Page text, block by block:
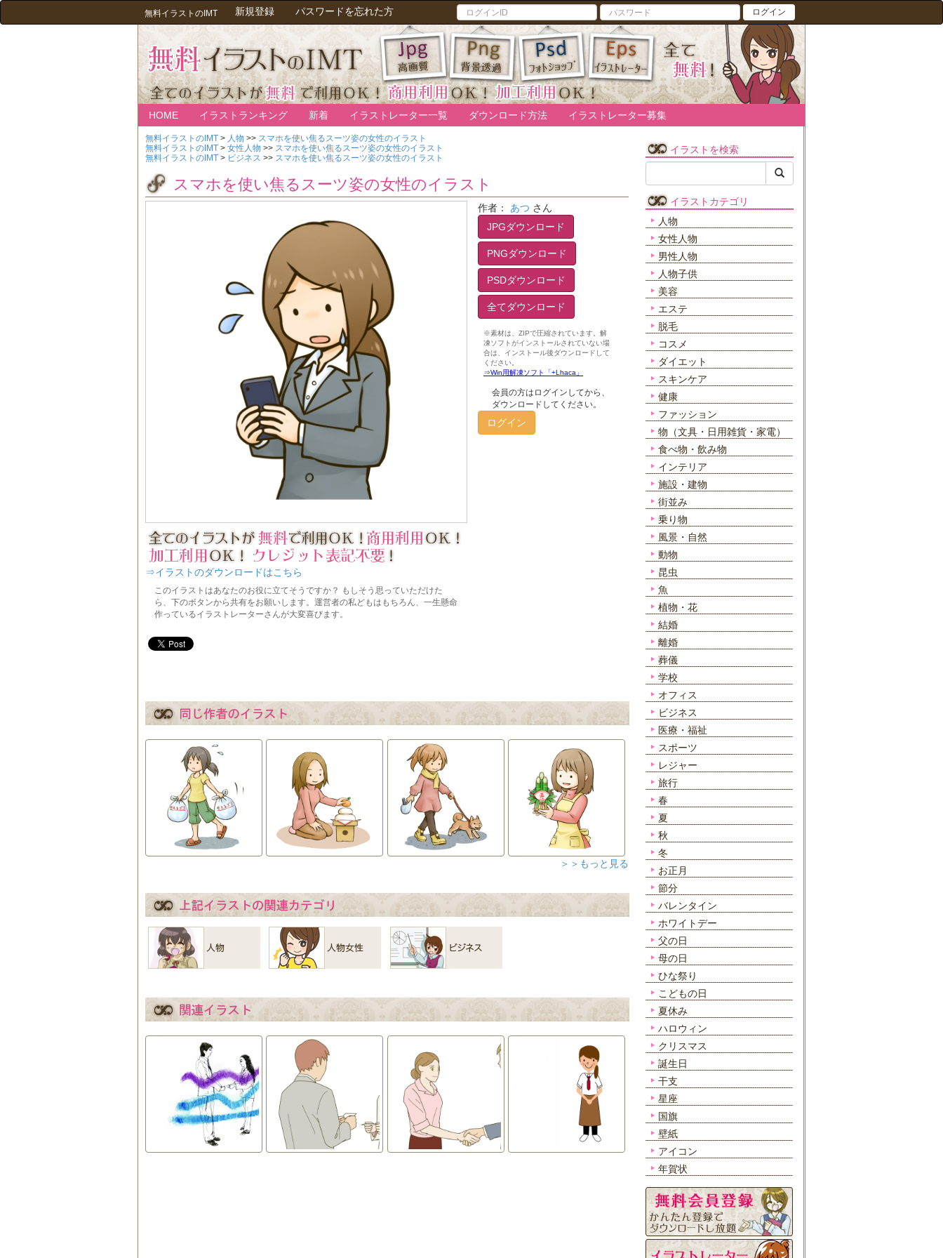
無料イラストのIMT 新規登録 パスワードを忘れた方 ログイン
HOME イラストランキング 新着 イラストレーター一覧 ダウンロード方法 イラストレーター募集
無料イラストのIMT > 人物 >> スマホを使い焦るスーツ姿の女性のイラスト
無料イラストのIMT > 女性人物 >> スマホを使い焦るスーツ姿の女性のイラスト
無料イラストのIMT > ビジネス >> スマホを使い焦るスーツ姿の女性のイラスト
スマホを使い焦るスーツ姿の女性のイラスト
⇒イラストのダウンロードはこちら
作者： あつ さん
JPGダウンロード
PNGダウンロード
PSDダウンロード
全てダウンロード
会員の方はログインしてから、
ダウンロードしてください。
ログイン
＞＞もっと見る
イラストを検索
イラストカテゴリ
人物
女性人物
男性人物
人物子供
美容
エステ
脱毛
コスメ
ダイエット
スキンケア
健康
ファッション
物（文具・日用雑貨・家電）
食べ物・飲み物
インテリア
施設・建物
街並み
乗り物
風景・自然
動物
昆虫
魚
植物・花
結婚
離婚
葬儀
学校
オフィス
ビジネス
医療・福祉
スポーツ
レジャー
旅行
春
夏
秋
冬
お正月
節分
バレンタイン
ホワイトデー
父の日
母の日
ひな祭り
こどもの日
夏休み
ハロウィン
クリスマス
誕生日
干支
星座
国旗
壁紙
アイコン
年賀状